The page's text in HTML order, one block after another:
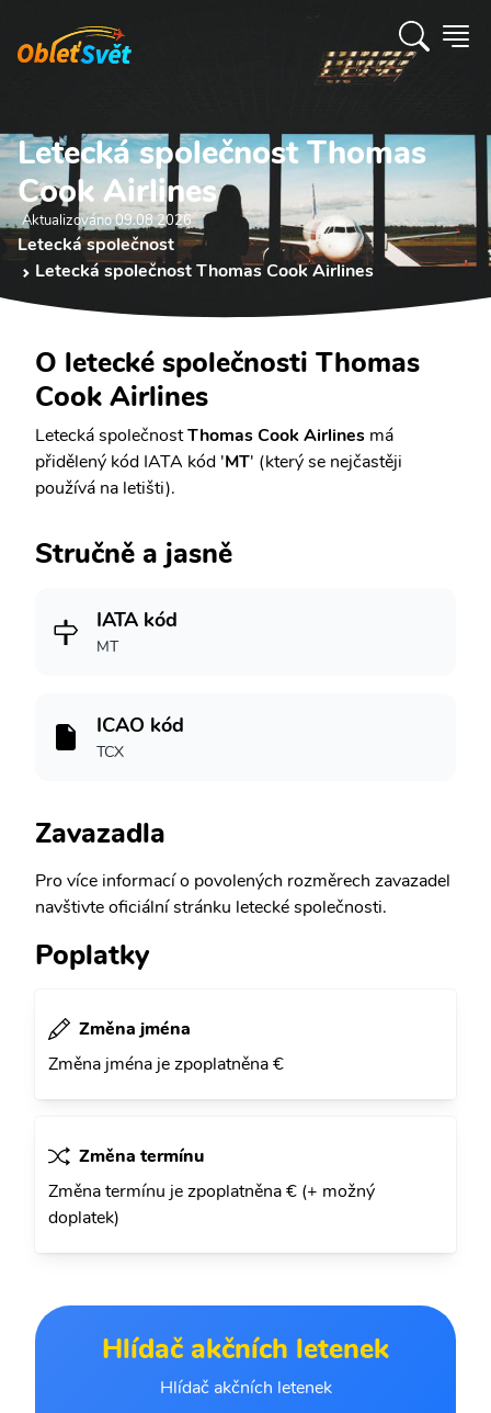
Letecká společnost Thomas
Cook Airlines
Aktualizováno 09.08 2026
Letecká společnost
Letecká společnost Thomas Cook Airlines
O letecké společnosti Thomas
Cook Airlines
Letecká společnostThomas Cook Airlines má
přidělený kód IATA kód 'MT' (který se nejčastěji
používá na letišti).
Stručně a jasně
IATA kód
MT
ICAO kód
TCX
Zavazadla
Pro více informací o povolených rozměrech zavazadel
navštivte oficiální stránku letecké společnosti.
Poplatky
Změna jména
Změna jména je zpoplatněna €
Změna termínu
Změna termínu je zpoplatněna € (+ možný
doplatek)
Hlídač akčních letenek
Hlídač akčních letenek